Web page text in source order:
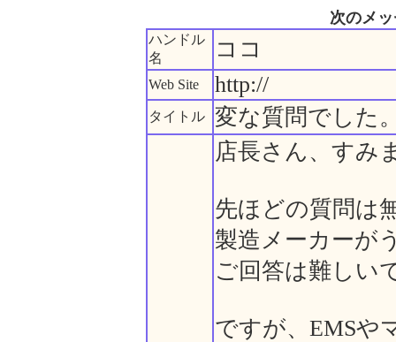
次のメ
ハンドル
名
ココ
Web Site http://
タイトル 変な質問でした
店長さん、すみ
先ほどの質問は
製造メーカーが
ご回答は難しい
ですが、EMSや